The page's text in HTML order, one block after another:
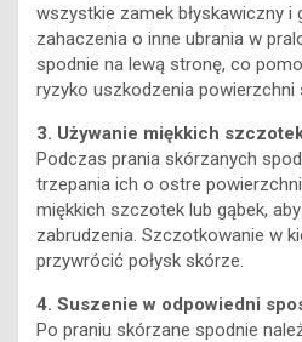
wszystkie zamek błyskawiczny i
zahaczenia o inne ubrania w
spodnie na lewą stronę, co
ryzyko uszkodzenia powierzchni
3. Używanie miękkich
Podczas prania skórzanych
trzepania ich o ostre
miękkich szczotek lub gąbek,
zabrudzenia. Szczotkowanie w
przywrócić połysk skórze.
4. Suszenie w odpowiedni
Po praniu skórzane spodnie